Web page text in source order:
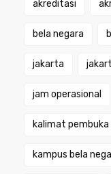
akreditasi
bela negara
jakarta
jam operasional
kalimat pembuka
kampus bela